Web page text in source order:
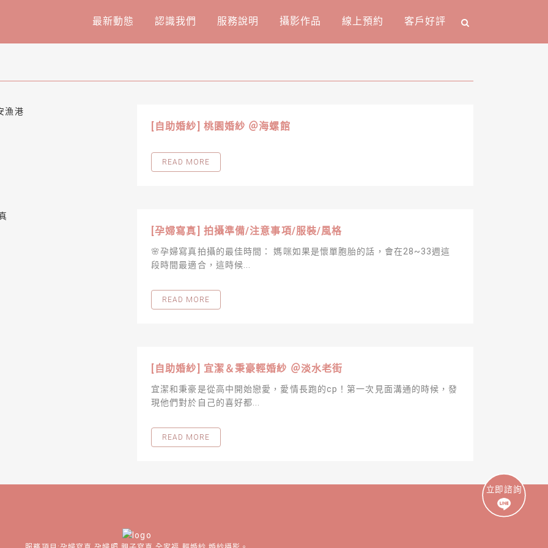
最新動態 認識我們 服務說明 攝影作品 線上預約 客戶好評
[自助婚紗] 桃園婚紗 ＠海螺館
READ MORE
[孕婦寫真] 拍攝準備/注意事項/服裝/風格
🌸孕婦寫真拍攝的最佳時間： 媽咪如果是懷單胞胎的話，會在28~33週這
段時間最適合，這時候...
READ MORE
[自助婚紗] 宜潔＆秉豪輕婚紗 ＠淡水老街
宜潔和秉豪是從高中開始戀愛，愛情長跑的cp！第一次見面溝通的時候，發
現他們對於自己的喜好都...
READ MORE
立即諮詢